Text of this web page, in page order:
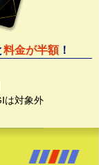
料金が半額！
は対象外